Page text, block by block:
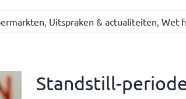
, Uitspraken & actualiteiten, Wet
Standstill-